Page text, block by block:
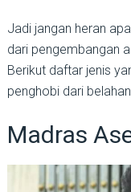
Jadi jangan heran
dari pengembangan
Berikut daftar jenis
penghobi dari belahan
Madras